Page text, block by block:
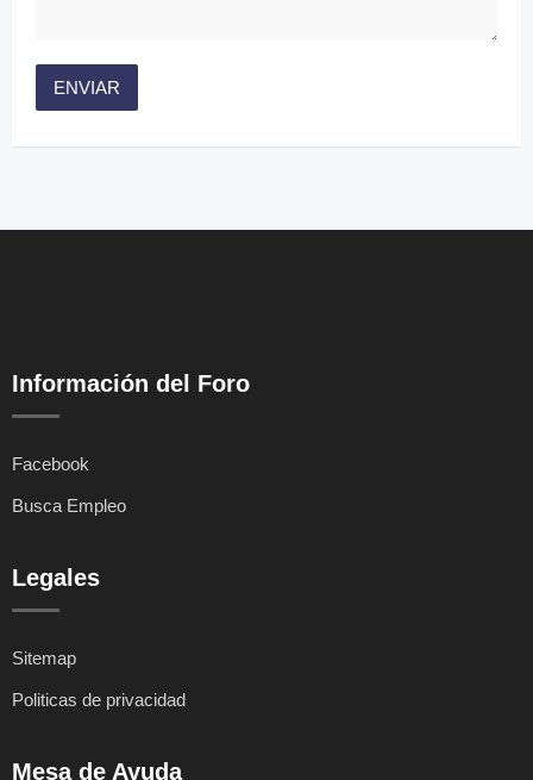
Información del Foro
Facebook
Busca Empleo
Legales
Sitemap
Politicas de privacidad
Mesa de Ayuda